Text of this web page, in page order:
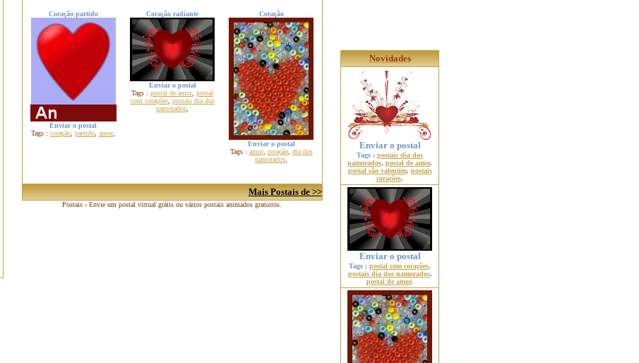
Coração partido
Enviar o postal
Tags : coração partido amor,
Coração radiante
Enviar o postal
Tags : postal de amor, postal
com corações, postais dia dos
namorados
Coração
Enviar o postal
Tags : amor, coração, dia dos
namorados
Mais Postais de >>
Postais - Envie um postal virtual grátis ou vários postais animados gratuitos.
Novidades
Enviar o postal
Tags : postais dia dos
namorados, postal de amor,
postal são valentim, postais
corações,
Enviar o postal
Tags : postal com corações,
postais dia dos namorados,
postal de amor,